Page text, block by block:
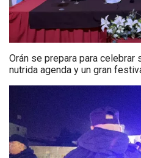
Orán se prepara para celebrar
nutrida agenda y un gran